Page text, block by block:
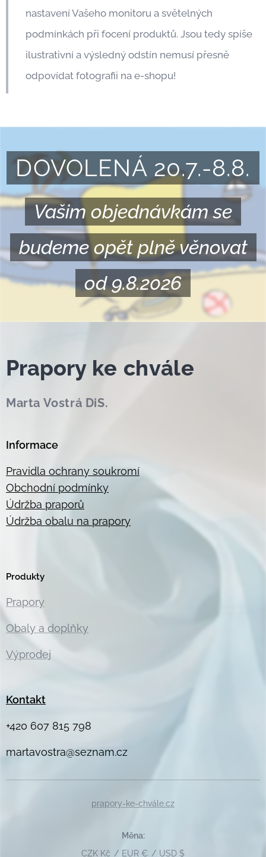
nastavení Vašeho monitoru a světelných
podmínkách při focení produktů. Jsou tedy spíše
ilustrativní a výsledný odstín nemusí přesně
odpovídat fotografii na e-shopu!
DOVOLENÁ 20.7.-8.8.
Vašim objednávkám se
budeme opět plně věnovat
od 9.8.2026
Prapory ke chvále
Marta Vostrá DiS.
Informace
Pravidla ochrany soukromí
Obchodní podmínky
Údržba praporů
Údržba obalu na prapory
Produkty
Prapory
Obaly a doplňky
Výprodej
Kontakt
+420 607 815 798
martavostra@seznam.cz
prapory-ke-chvále.cz
Měna
CZK Kč
EUR € USD $